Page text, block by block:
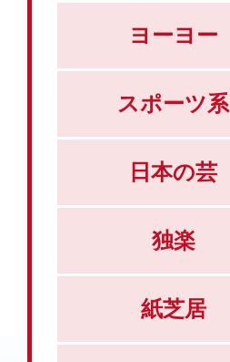
ヨーヨー
スポーツ系
日本の芸
独楽
紙芝居